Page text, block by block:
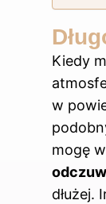
Kiedy
w
mogę
dłużej.